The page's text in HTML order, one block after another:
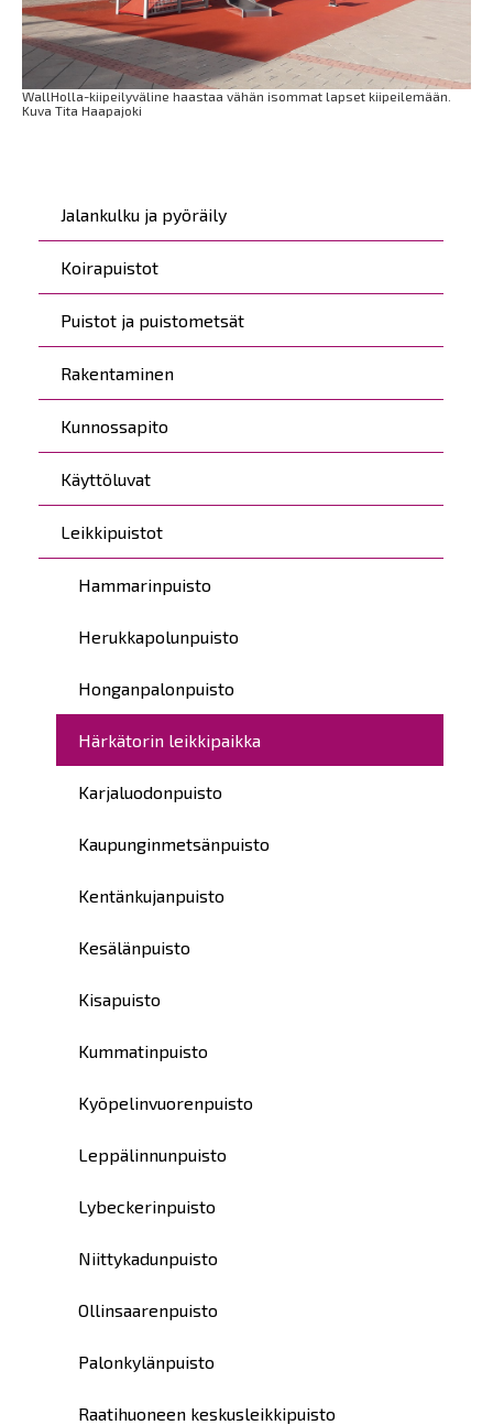
Päävalikko
Jalankulku ja pyöräily
Koirapuistot
Puistot ja puistometsät
Rakentaminen
Kunnossapito
Käyttöluvat
Leikkipuistot
Hammarinpuisto
Herukkapolunpuisto
Honganpalonpuisto
Härkätorin leikkipaikka
Karjaluodonpuisto
Kaupunginmetsänpuisto
Kentänkujanpuisto
Kesälänpuisto
Kisapuisto
Kummatinpuisto
Kyöpelinvuorenpuisto
Leppälinnunpuisto
Lybeckerinpuisto
Niittykadunpuisto
Ollinsaarenpuisto
Palonkylänpuisto
Raatihuoneen keskusleikkipuisto
WallHolla-kiipeilyväline haastaa vähän isommat lapset kiipeilemään.
Kuva Tita Haapajoki